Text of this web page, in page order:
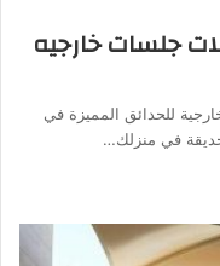
جلسات خارجيه
للحدائق المميزة في
في منزلك…